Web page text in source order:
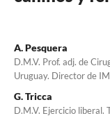
A. Pesquera
D.M.V. Prof. adj. de
Uruguay. Director de
G. Tricca
D.M.V. Ejercicio liberal.